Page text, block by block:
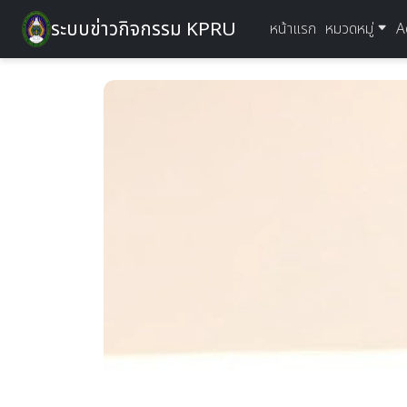
ระบบข่าวกิจกรรม KPRU หน้าแรก หมวดหมู่